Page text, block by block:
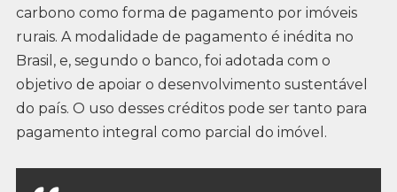
carbono como forma de pagamento por imóveis
rurais. A modalidade de pagamento é inédita no
Brasil, e, segundo o banco, foi adotada com o
objetivo de apoiar o desenvolvimento sustentável
do país. O uso desses créditos pode ser tanto para
pagamento integral como parcial do imóvel.